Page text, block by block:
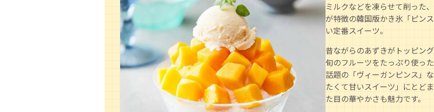
ミルクなどを凍らせて削った
が特徴の韓国版かき氷「ピン
い定番スイーツ。
昔ながらのあずきがトッピン
旬のフルーツをたっぷり使っ
話題の「ヴィーガンピンス」
たくて甘いスイーツ」にとど
た目の華やかさも魅力です。